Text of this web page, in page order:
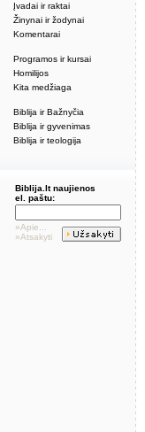
Įvadai ir raktai
Žinynai ir žodynai
Komentarai
Programos ir kursai
Homilijos
Kita medžiaga
Biblija ir Bažnyčia
Biblija ir gyvenimas
Biblija ir teologija
Biblija.lt naujienos
el. paštu:
»Apie...
»Atsakyti